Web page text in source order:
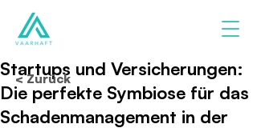
Startups und Versicherungen:
Die perfekte Symbiose für das
Schadenmanagement in der
< Zurück